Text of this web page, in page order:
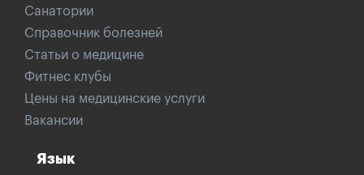
Санатории
Справочник болезней
Статьи о медицине
Фитнес клубы
Цены на медицинские услуги
Вакансии
Язык